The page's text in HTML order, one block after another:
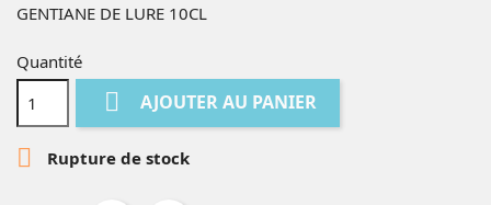
GENTIANE DE LURE 10CL
Quantité
 AJOUTER AU PANIER
 Rupture de stock